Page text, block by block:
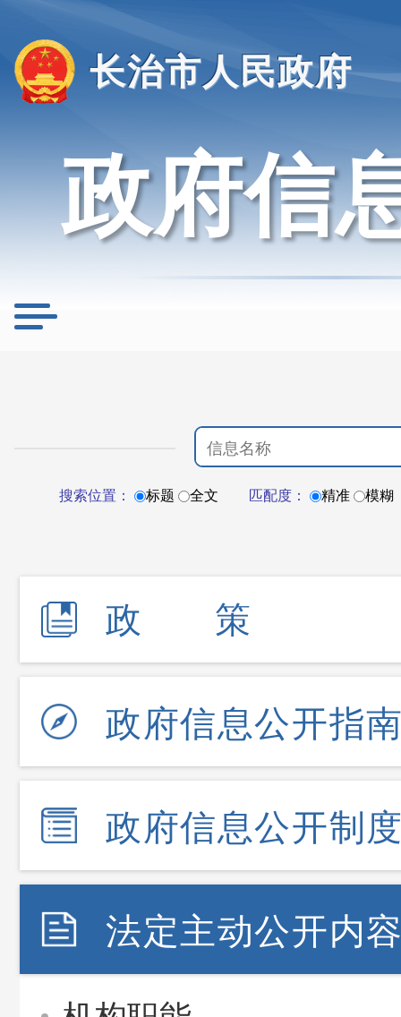
长治市人民政府
政府信
搜索位置： 标题 全文 匹配度： 精准 模糊
政策
政府信息公开指
政府信息公开制
法定主动公开内